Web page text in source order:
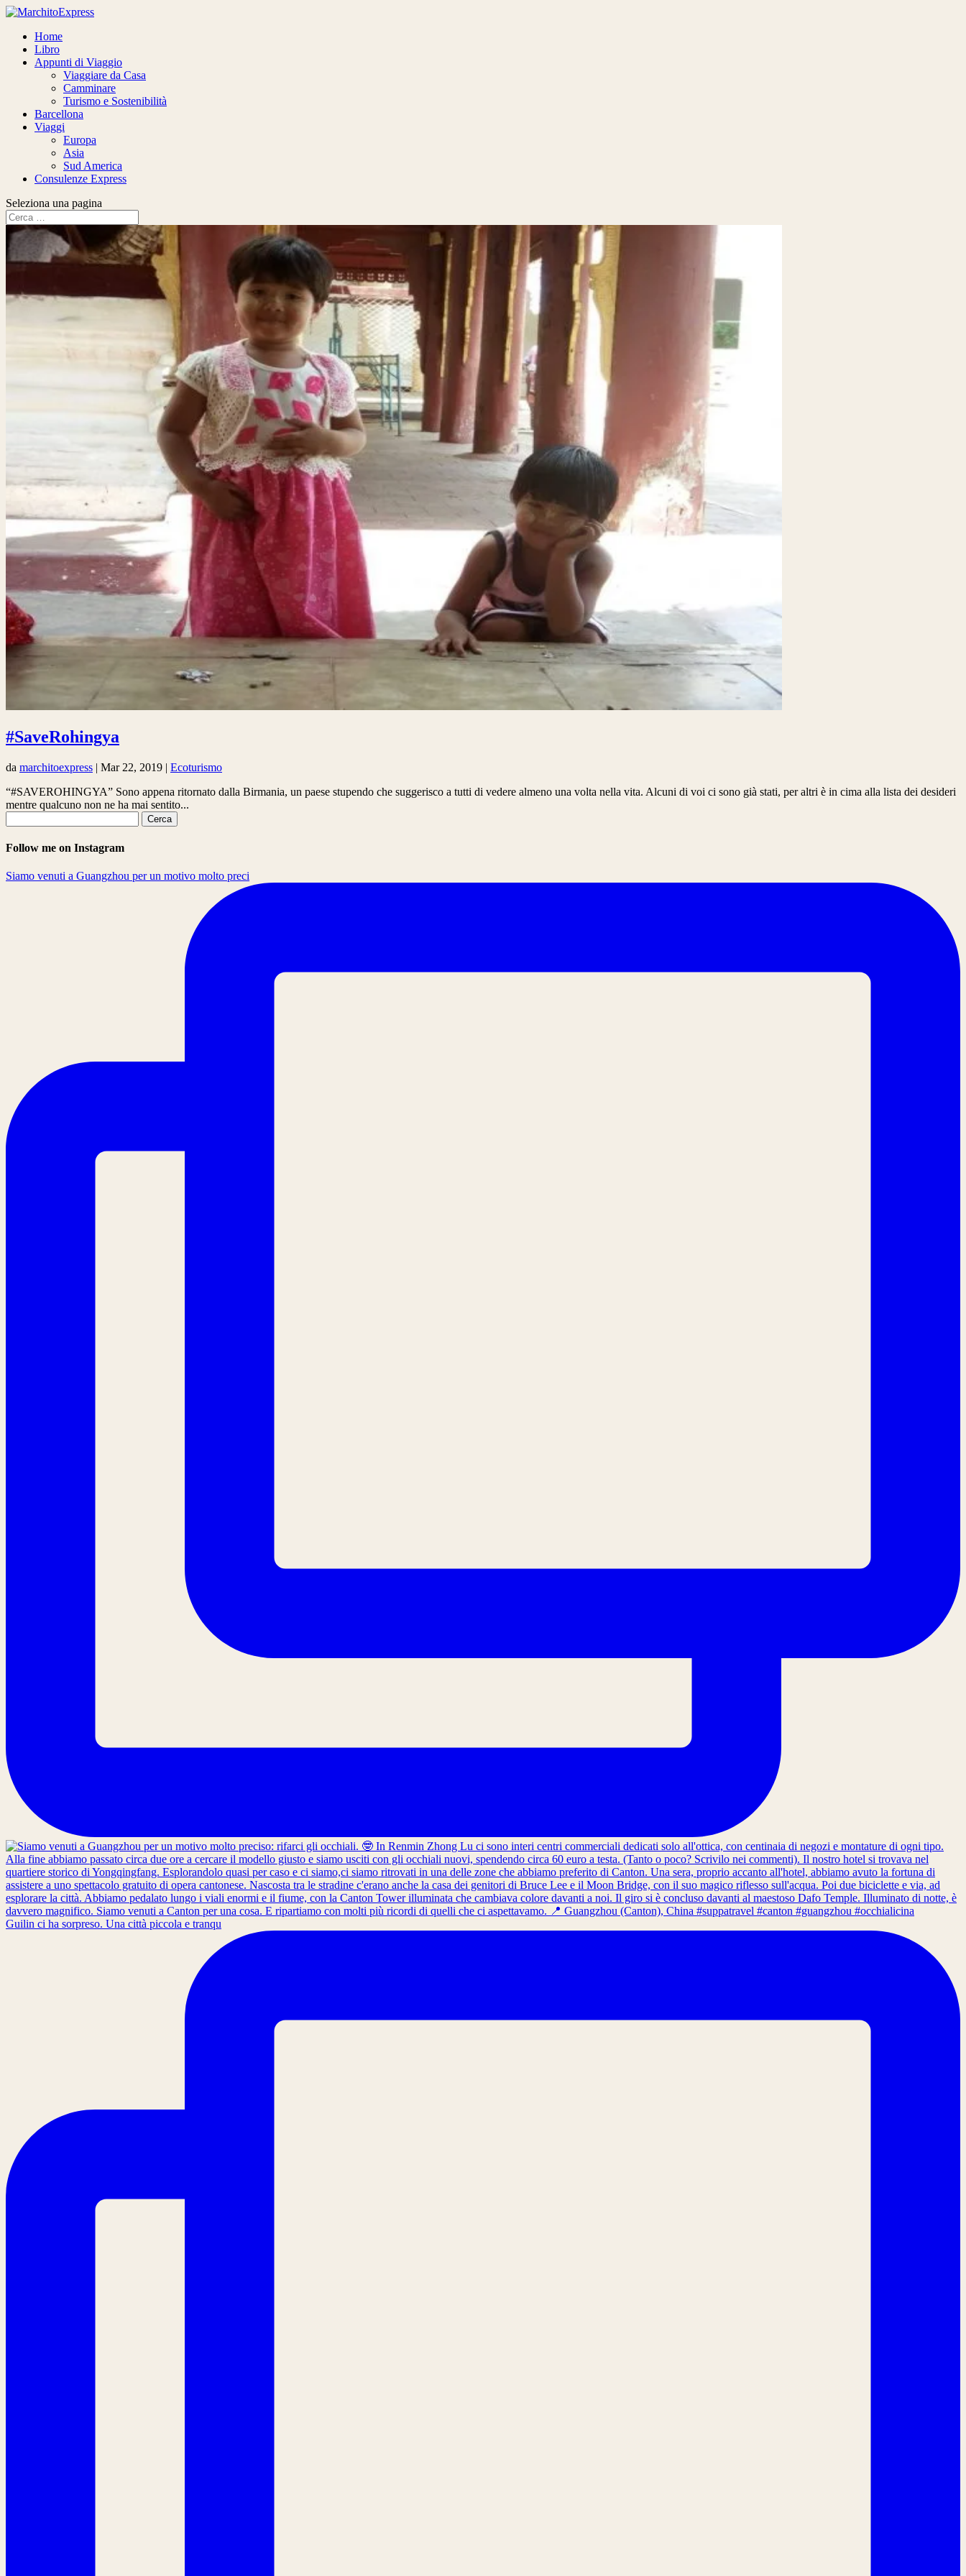
Home
Libro
Appunti di Viaggio
Viaggiare da Casa
Camminare
Turismo e Sostenibilità
Barcellona
Viaggi
Europa
Asia
Sud America
Consulenze Express
Seleziona una pagina
#SaveRohingya
da marchitoexpress | Mar 22, 2019 | Ecoturismo
“#SAVEROHINGYA” Sono appena ritornato dalla Birmania, un paese stupendo che suggerisco a tutti di vedere almeno una volta nella vita. Alcuni di voi ci sono già stati, per altri è in cima alla lista dei desideri
mentre qualcuno non ne ha mai sentito...
per:
Follow me on Instagram
Siamo venuti a Guangzhou per un motivo molto preci
Guilin ci ha sorpreso. Una città piccola e tranqu